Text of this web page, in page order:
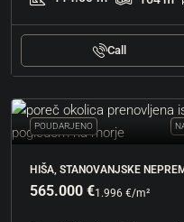
Call
POUDARJENO
HIŠA, STANOVANJSKE
565.000 €1.996 €/m²